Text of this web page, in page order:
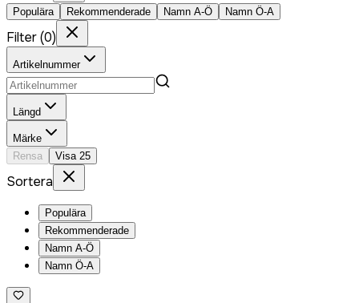
Populära Rekommenderade Namn A-Ö Namn Ö-A
Filter(0)
Artikelnummer
Längd
Märke
Rensa
Visa 25
Sortera
Populära
Rekommenderade
Namn A-Ö
Namn Ö-A